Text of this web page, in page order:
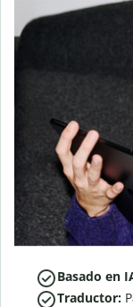
Basado en
Traductor: